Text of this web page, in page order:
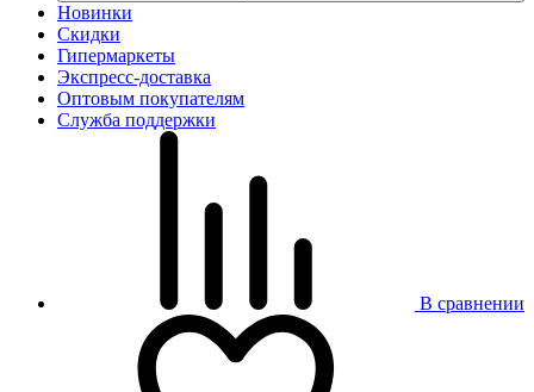
Новинки
Скидки
Гипермаркеты
Экспресс-доставка
Оптовым покупателям
Служба поддержки
В сравнении